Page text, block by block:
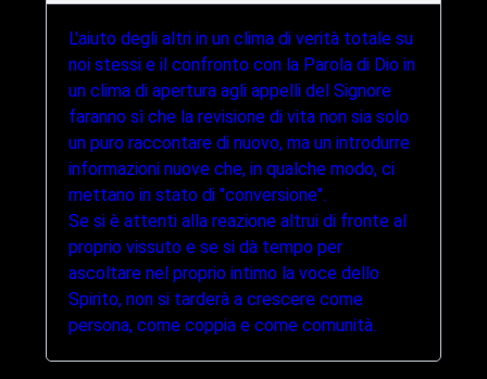
L'aiuto degli altri in un clima di verità totale su
noi stessi e il confronto con la Parola di Dio in
un clima di apertura agli appelli del Signore
faranno sì che la revisione di vita non sia solo
un puro raccontare di nuovo, ma un introdurre
informazioni nuove che, in qualche modo, ci
mettano in stato di "conversione".
Se si è attenti alla reazione altrui di fronte al
proprio vissuto e se si dà tempo per
ascoltare nel proprio intimo la voce dello
Spirito, non si tarderà a crescere come
persona, come coppia e come comunità.